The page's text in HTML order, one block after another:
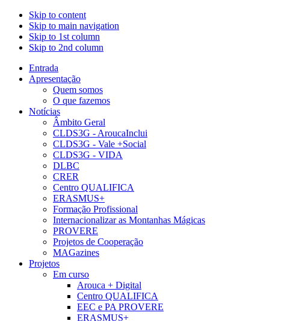
Skip to content
Skip to main navigation
Skip to 1st column
Skip to 2nd column
Entrada
Apresentação
Quem somos
O que fazemos
Notícias
Âmbito Geral
CLDS3G - AroucaInclui
CLDS3G - Vale +Social
CLDS3G - VIDA
DLBC
CRER
Centro QUALIFICA
ERASMUS+
Formação Profissional
Internacionalizar as Montanhas Mágicas
PROVERE
Projetos de Cooperação
MAGazines
Projetos
Em curso
Arouca + Digital
Centro QUALIFICA
EEC e PA PROVERE
ERASMUS+